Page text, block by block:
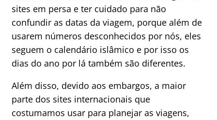
sites em persa e ter cuidado para não
confundir as datas da viagem, porque além de
usarem números desconhecidos por nós, eles
seguem o calendário islâmico e por isso os
dias do ano por lá também são diferentes.
Além disso, devido aos embargos, a maior
parte dos sites internacionais que
costumamos usar para planejar as viagens,